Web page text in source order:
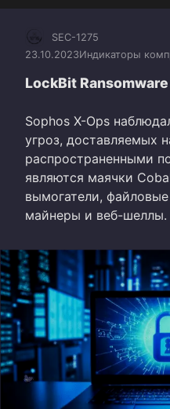
SEC-1275
23.10.2023Индикаторы
LockBit
Sophos X-Ops
угроз, доставляемых
распространенными
являются маячки
вымогатели,
майнеры и веб-шеллы.